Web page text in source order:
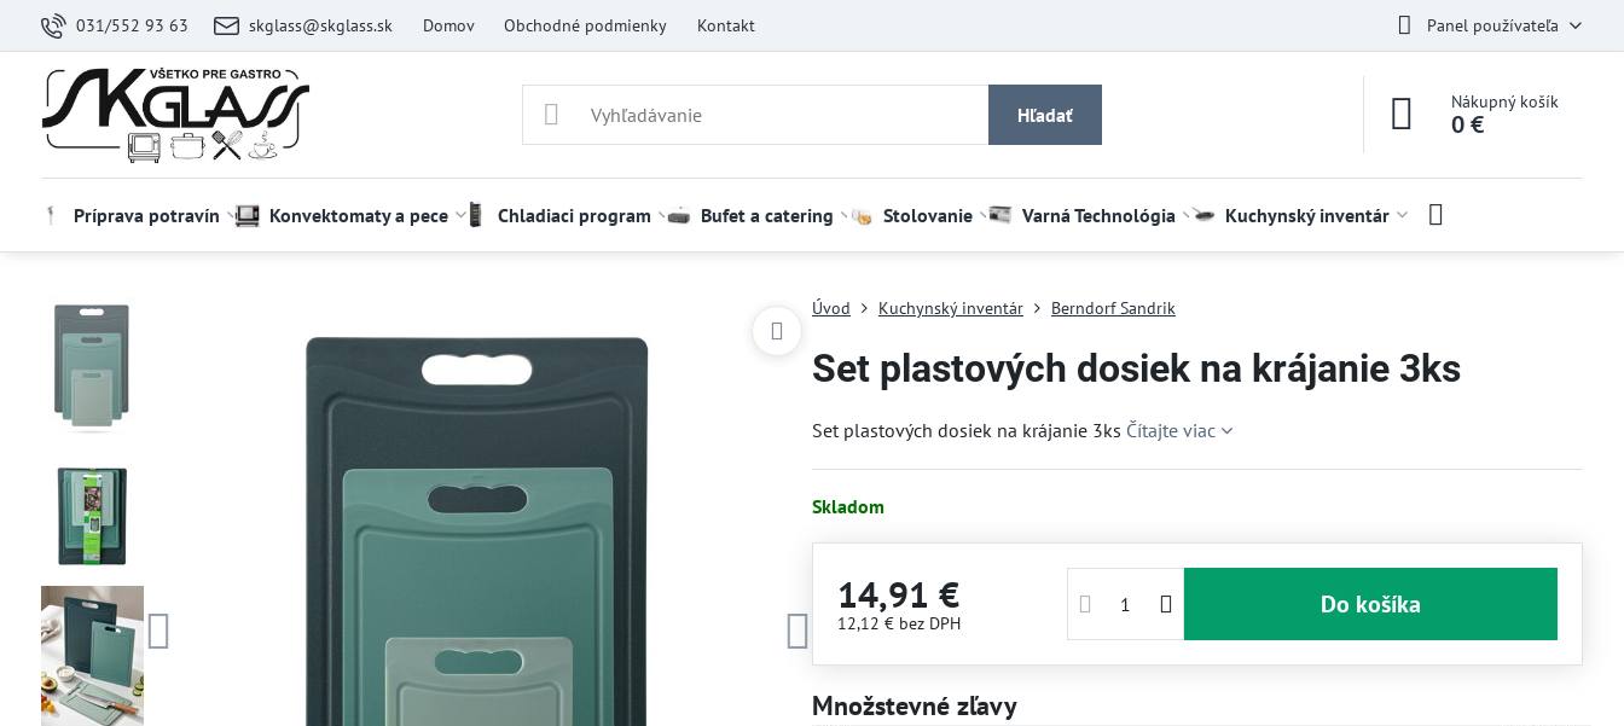
031/552 93 63 skglass@skglass.sk Domov Obchodné podmienky Kontakt Panel používateľa
Hľadať
Nákupný košík
0 €
Príprava potravín Konvektomaty a pece Chladiaci program Bufet a catering Stolovanie Varná Technológia Kuchynský inventár
Úvod Kuchynský inventár Berndorf Sandrik
Set plastových dosiek na krájanie 3ks
Set plastových dosiek na krájanie 3ks Čítajte viac
Skladom
14,91 €
12,12 € bez DPH
Do košíka
Množstevné zľavy